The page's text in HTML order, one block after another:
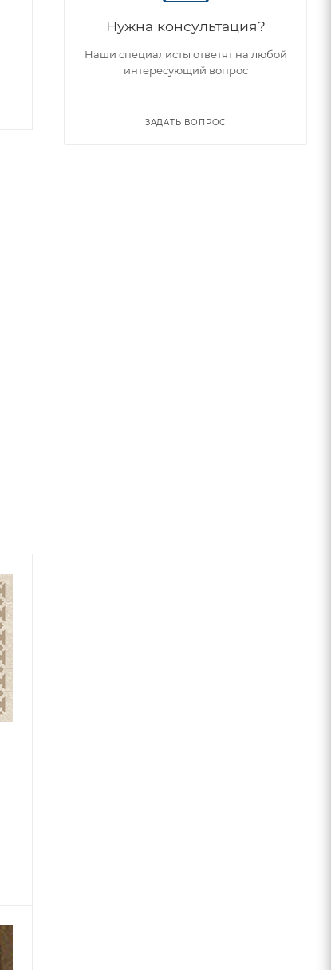
Нужна консультация?
Наши специалисты ответят на любой
интересующий вопрос
ЗАДАТЬ ВОПРОС